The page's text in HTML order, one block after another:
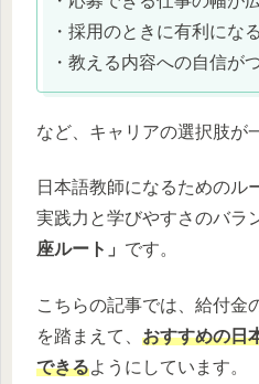
・採用のときに有利になる
・教える内容への自信が
など、キャリアの選択肢が
日本語教師になるためのル
実践力と学びやすさのバラ
座ルート」 です。
こちらの記事では、給付金
を踏まえて、 おすすめの日
できるようにしています。